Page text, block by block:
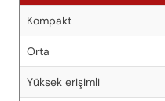
Kompakt
Orta
Yüksek erişimli